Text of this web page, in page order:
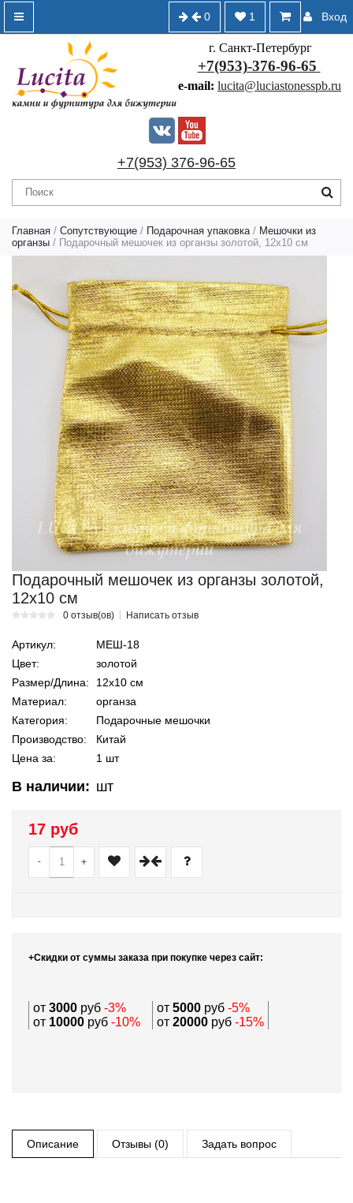
Вход
1
0
г. Санкт-Петербург
+7(953)-376-96-65
e-mail: lucita@luciastonesspb.ru
+7(953) 376-96-65
Главная / Сопутствующие / Подарочная упаковка / Мешочки из
органзы / Подарочный мешочек из органзы золотой, 12х10 см
Подарочный мешочек из органзы золотой,
12х10 см
0 отзыв(ов) Написать отзыв
Артикул:
МЕШ-18
Цвет:
золотой
Размер/Длина:
12х10 см
Материал:
органза
Категория:
Подарочные мешочки
Производство:
Китай
Цена за:
1 шт
В наличии: шт
17 руб
- +
+Скидки от суммы заказа при покупке через сайт:
от 3000 руб -3% от 5000 руб -5%
от 10000 руб -10% от 20000 руб -15%
Описание Отзывы (0) Задать вопрос